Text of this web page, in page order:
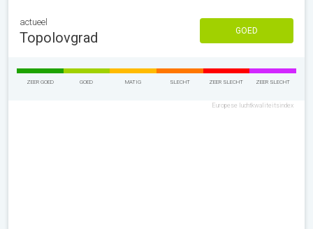
actueel
Topolovgrad GOED
ZEER GOED GOED MATIG SLECHT ZEER SLECHT ZEER SLECHT
Europese luchtkwaliteitsindex